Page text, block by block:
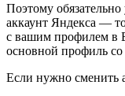
Поэтому
аккаунт Яндекса —
с вашим профилем в
основной профиль
Если нужно сменить